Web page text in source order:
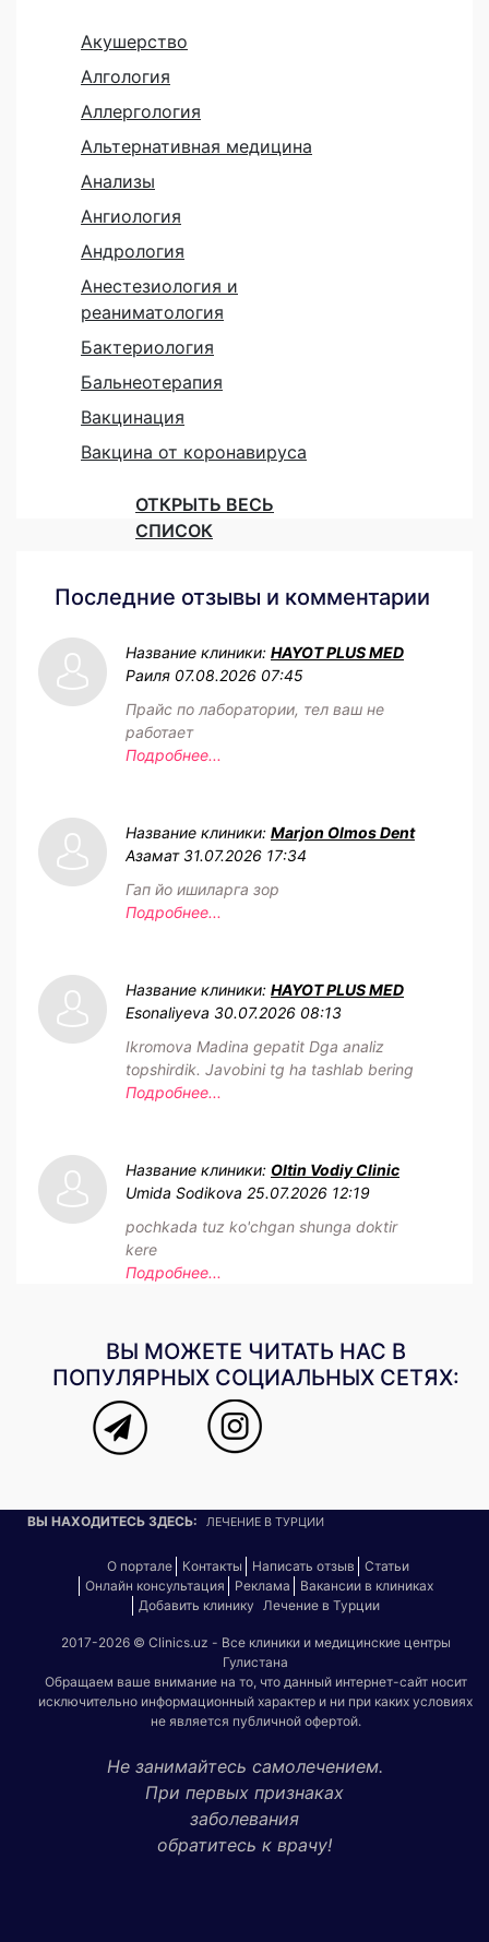
Акушерство
Алгология
Аллергология
Альтернативная медицина
Анализы
Ангиология
Андрология
Анестезиология и
реаниматология
Бактериология
Бальнеотерапия
Вакцинация
Вакцина от коронавируса
ОТКРЫТЬ ВЕСЬ
СПИСОК
Последние отзывы и комментарии
Название клиники: HAYOT PLUS MED
Раиля 07.08.2026 07:45
Прайс по лаборатории, тел ваш не
работает
Подробнее...
Название клиники: Marjon Olmos Dent
Азамат 31.07.2026 17:34
Гап йо ишиларга зор
Подробнее...
Название клиники: HAYOT PLUS MED
Esonaliyeva 30.07.2026 08:13
Ikromova Madina gepatit Dga analiz
topshirdik. Javobini tg ha tashlab bering
Подробнее...
Название клиники: Oltin Vodiy Clinic
Umida Sodikova 25.07.2026 12:19
pochkada tuz ko'chgan shunga doktir
kere
Подробнее...
ВЫ МОЖЕТЕ ЧИТАТЬ НАС В
ПОПУЛЯРНЫХ СОЦИАЛЬНЫХ СЕТЯХ:
ВЫ НАХОДИТЕСЬ ЗДЕСЬ: ЛЕЧЕНИЕ В ТУРЦИИ
О портале Контакты Написать отзыв
Статьи
Онлайн консультация
Реклама
Вакансии в клиниках
Добавить клинику
Лечение в Турции
2017-2026 © Clinics.uz - Все клиники и медицинские центры
Гулистана
Обращаем ваше внимание на то, что данный интернет-сайт носит
исключительно информационный характер и ни при каких условиях
не является публичной офертой.
Не занимайтесь самолечением.
При первых признаках
заболевания
обратитесь к врачу!